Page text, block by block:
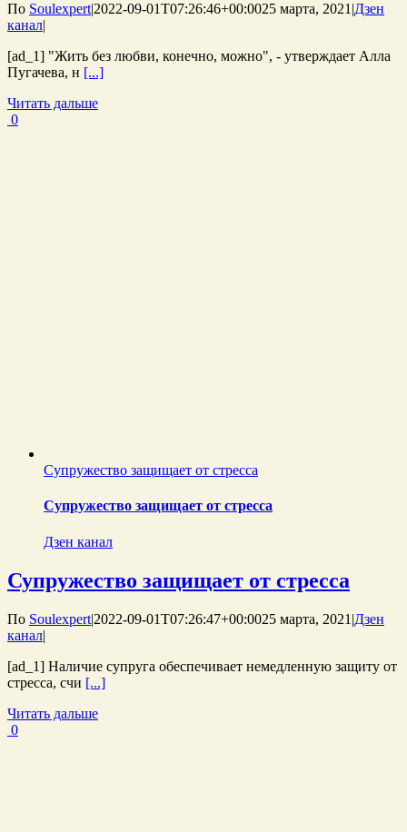
По Soulexpert|2022-09-01T07:26:46+00:0025 марта, 2021 |Дзен
канал|
[ad_1] "Жить без любви, конечно, можно", - утверждает Алла
Пугачева, н [...]
Читать дальше
0
Супружество защищает от стресса
Супружество защищает от стресса
Дзен канал
Супружество защищает от стресса
По Soulexpert|2022-09-01T07:26:47+00:0025 марта, 2021 |Дзен
канал|
[ad_1] Наличие супруга обеспечивает немедленную защиту от
стресса, счи [...]
Читать дальше
0